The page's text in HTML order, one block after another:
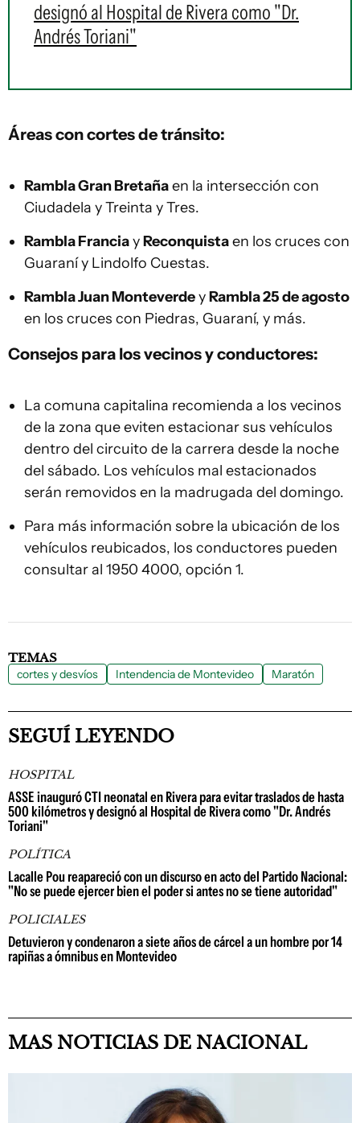
designó al Hospital de Rivera como "Dr.
Andrés Toriani"
Áreas con cortes de tránsito:
Rambla Gran Bretañaen la intersección con
Ciudadela y Treinta y Tres.
Rambla FranciayReconquistaen los cruces con
Guaraní y Lindolfo Cuestas.
Rambla Juan MonteverdeyRambla 25 de agosto
en los cruces con Piedras, Guaraní, y más.
Consejos para los vecinos y conductores:
La comuna capitalina recomienda a los vecinos
de la zona que eviten estacionar sus vehículos
dentro del circuito de la carrera desde la noche
del sábado. Los vehículos mal estacionados
serán removidos en la madrugada del domingo.
Para más información sobre la ubicación de los
vehículos reubicados, los conductores pueden
consultar al 1950 4000, opción 1.
TEMAS
cortes y desvíos Intendencia de Montevideo Maratón
SEGUÍ LEYENDO
HOSPITAL
ASSE inauguró CTI neonatal en Rivera para evitar traslados de hasta
500 kilómetros y designó al Hospital de Rivera como "Dr. Andrés
Toriani"
POLÍTICA
Lacalle Pou reapareció con un discurso en acto del Partido Nacional:
"No se puede ejercer bien el poder si antes no se tiene autoridad"
POLICIALES
Detuvieron y condenaron a siete años de cárcel a un hombre por 14
rapiñas a ómnibus en Montevideo
MAS NOTICIAS DE NACIONAL